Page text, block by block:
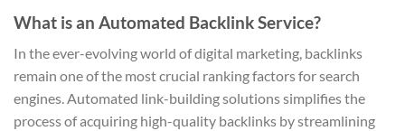
What is an Automated Backlink Service?
In the ever-evolving world of digital marketing, backlinks
remain one of the most crucial ranking factors for search
engines. Automated link-building solutions simplifies the
process of acquiring high-quality backlinks by streamlining